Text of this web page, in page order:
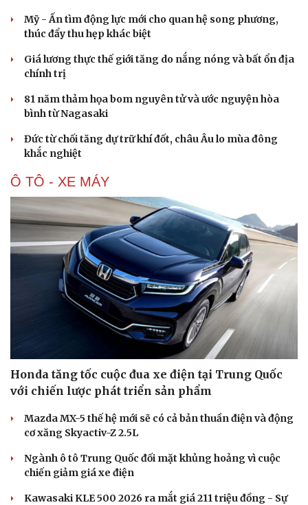
Cải chính
Mỹ - Ấn tìm động lực mới cho quan hệ song phương,
thúc đẩy thu hẹp khác biệt
Giá lương thực thế giới tăng do nắng nóng và bất ổn địa
chính trị
81 năm thảm họa bom nguyên tử và ước nguyện hòa
bình từ Nagasaki
Đức từ chối tăng dự trữ khí đốt, châu Âu lo mùa đông
khắc nghiệt
Ô TÔ - XE MÁY
Honda tăng tốc cuộc đua xe điện tại Trung Quốc
với chiến lược phát triển sản phẩm
Mazda MX-5 thế hệ mới sẽ có cả bản thuần điện và động
cơ xăng Skyactiv-Z 2.5L
Ngành ô tô Trung Quốc đối mặt khủng hoảng vì cuộc
chiến giảm giá xe điện
Kawasaki KLE 500 2026 ra mắt giá 211 triệu đồng - Sự